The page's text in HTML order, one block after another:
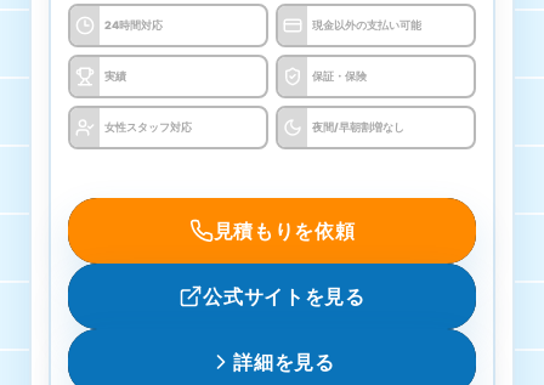
24時間対応 現金以外の支払い可能
実績 保証・保険
女性スタッフ対応 夜間/早朝割増なし
見積もりを依頼
公式サイトを見る
詳細を見る